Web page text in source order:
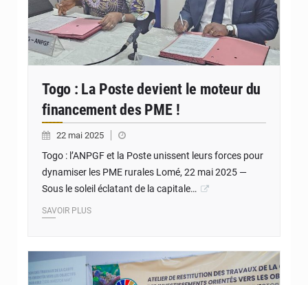
Togo : La Poste devient le moteur du
financement des PME !
22 mai 2025
Togo : l’ANPGF et la Poste unissent leurs forces pour
dynamiser les PME rurales Lomé, 22 mai 2025 —
Sous le soleil éclatant de la capitale…
SAVOIR PLUS